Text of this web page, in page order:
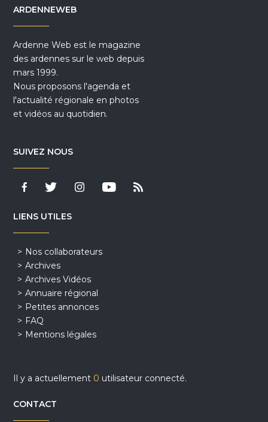
ARDENNEWEB
Ardenne Web est le magazine
des ardennes sur le web depuis
mars 1999.
Nous proposons l'agenda et
l'actualité régionale en photos
et vidéos au quotidien.
SUIVEZ NOUS
LIENS UTILES
Nos collaborateurs
Archives
Archives Vidéos
Annuaire régional
Petites annonces
FAQ
Mentions légales
Il y a actuellement 0 utilisateur connecté.
CONTACT